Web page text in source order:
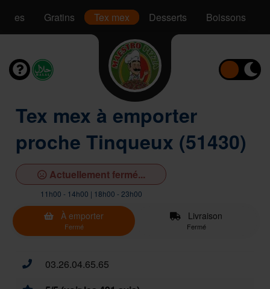
Pâtes Gratins Tex mex Desserts Boissons
Tex mex à emporter
proche Tinqueux (51430)
Actuellement fermé...
11h00 - 14h00 | 18h00 - 23h00
À emporter
Fermé
Livraison
Fermé
03.26.04.65.65